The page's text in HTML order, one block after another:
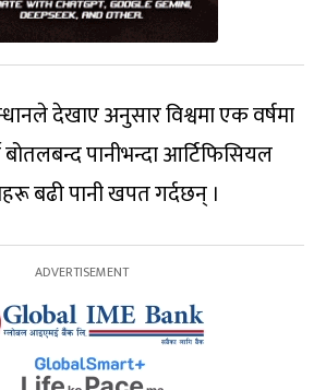
देखाए अनुसार विश्वमा एक वर्षमा
पानीभन्दा आर्टिफिसियल
बढी पानी खपत गर्दछन् ।